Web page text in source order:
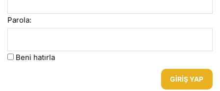
Parola:
Beni hatırla
GIRIŞ YAP